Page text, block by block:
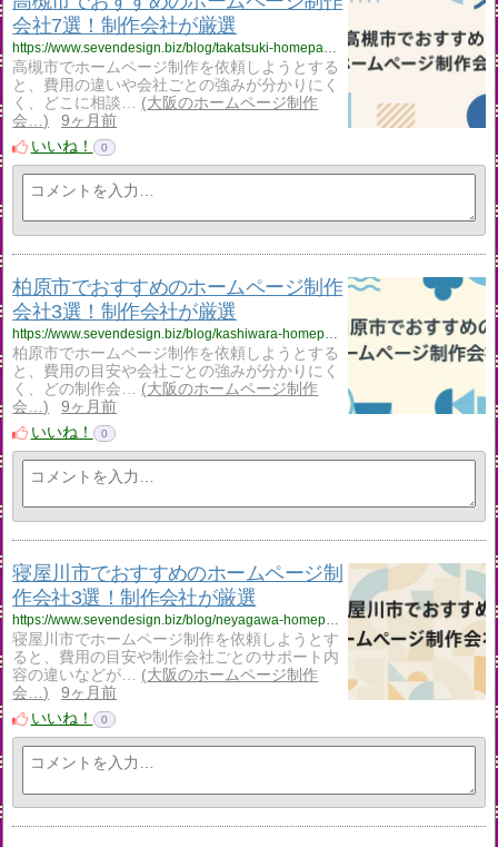
会社7選！制作会社が厳選
https://www.sevendesign.biz/blog/takatsuki-homepage-creation/
高槻市でホームページ制作を依頼しようとする
と、費用の違いや会社ごとの強みが分かりにく
く、どこに相談…
大阪のホームページ制作
会…
9ヶ月前
いいね！
0
柏原市でおすすめのホームページ制作
会社3選！制作会社が厳選
https://www.sevendesign.biz/blog/kashiwara-homepage-creation/
柏原市でホームページ制作を依頼しようとする
と、費用の目安や会社ごとの強みが分かりにく
く、どの制作会…
大阪のホームページ制作
会…
9ヶ月前
いいね！
0
寝屋川市でおすすめのホームページ制
作会社3選！制作会社が厳選
https://www.sevendesign.biz/blog/neyagawa-homepage-creation/
寝屋川市でホームページ制作を依頼しようとす
ると、費用の目安や制作会社ごとのサポート内
容の違いなどが…
大阪のホームページ制作
会…
9ヶ月前
いいね！
0